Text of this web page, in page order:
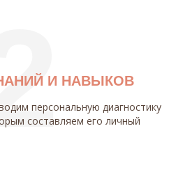
И НАВЫКОВ
персональную диагностику
составляем его личный